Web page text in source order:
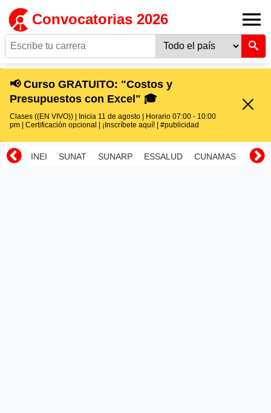
Convocatorias 2026
📢 Curso GRATUITO: "Costos y
Presupuestos con Excel" 🎓
Clases ((EN VIVO)) | Inicia 11 de agosto | Horario 07:00 - 10:00
pm | Certificación opcional | ¡Inscríbete aquí! | #publicidad
INEI SUNAT SUNARP ESSALUD CUNAMAS